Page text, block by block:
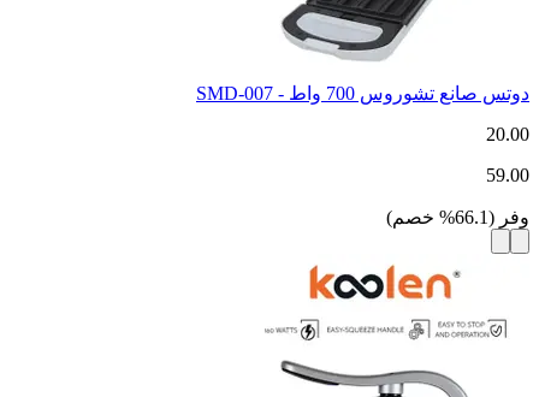
دوتس صانع تشوروس 700 واط - SMD-007
20.00
59.00
وفر (
66.1
% خصم)